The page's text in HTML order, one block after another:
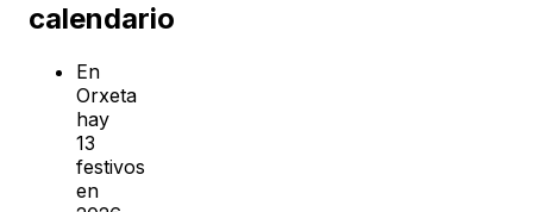
calendario
En
Orxeta
hay
13
festivos
en